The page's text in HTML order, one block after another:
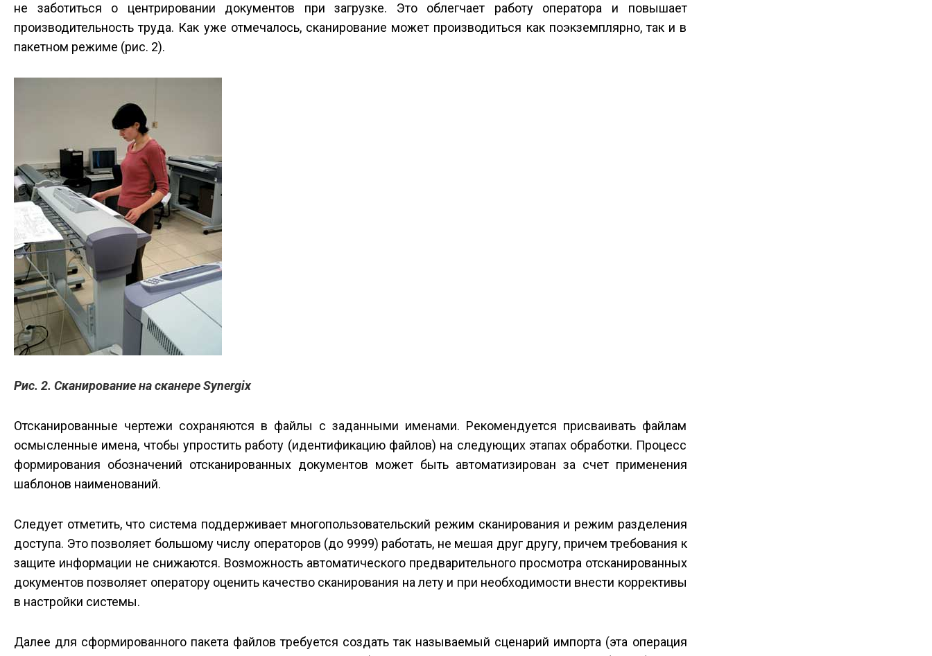
не заботиться о центрировании документов при загрузке. Это облегчает работу оператора и повышает
производительность труда. Как уже отмечалось, сканирование может производиться как поэкземплярно, так и в
пакетном режиме (рис. 2).
Рис. 2. Сканирование на сканере Synergix
Отсканированные чертежи сохраняются в файлы с заданными именами. Рекомендуется присваивать файлам
осмысленные имена, чтобы упростить работу (идентификацию файлов) на следующих этапах обработки. Процесс
формирования обозначений отсканированных документов может быть автоматизирован за счет применения
шаблонов наименований.
Следует отметить, что система поддерживает многопользовательский режим сканирования и режим разделения
доступа. Это позволяет большому числу операторов (до 9999) работать, не мешая друг другу, причем требования к
защите информации не снижаются. Возможность автоматического предварительного просмотра отсканированных
документов позволяет оператору оценить качество сканирования на лету и при необходимости внести коррективы
в настройки системы.
Далее для сформированного пакета файлов требуется создать так называемый сценарий импорта (эта операция